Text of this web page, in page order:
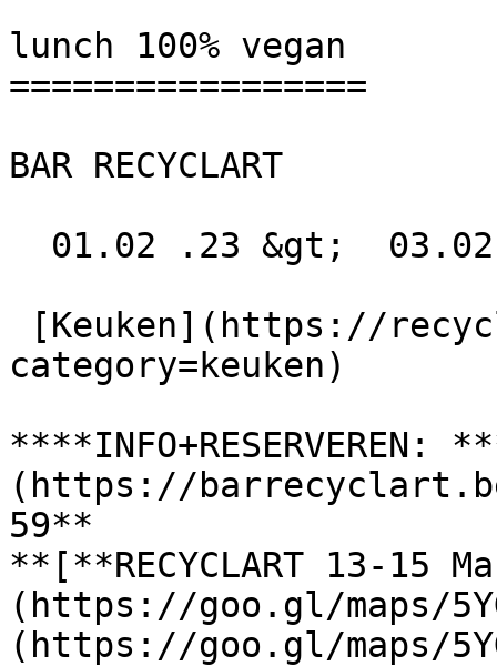
lunch 100% vegan
=================
BAR RECYCLART
category=keuken)
****INFO+RESERVEREN:
(https://
59**
**[**RECYCLART 13-15
(https://goo.gl/maps/
(https://goo.gl/maps/